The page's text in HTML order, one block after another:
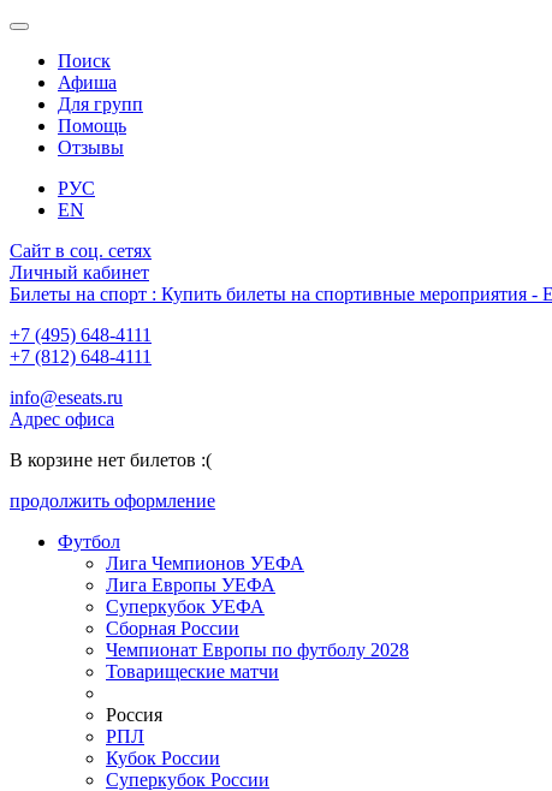
Поиск
Афиша
Для групп
Помощь
Отзывы
РУС
EN
Сайт в соц. сетях
Личный кабинет
Билеты на спорт : Купить билеты на спортивные мероприятия -
+7 (495) 648-4111
+7 (812) 648-4111
info@eseats.ru
Адрес офиса
В корзине нет билетов :(
продолжить оформление
Футбол
Лига Чемпионов УЕФА
Лига Европы УЕФА
Суперкубок УЕФА
Сборная России
Чемпионат Европы по футболу 2028
Товарищеские матчи
Россия
РПЛ
Кубок России
Суперкубок России